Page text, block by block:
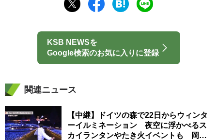
KSB NEWSを
Google検索のお気に入りに登録
関連ニュース
【中継】ドイツの森で22日からウィンタ
ーイルミネーション 夜空に浮かべるス
カイランタンやたき火イベントも 岡